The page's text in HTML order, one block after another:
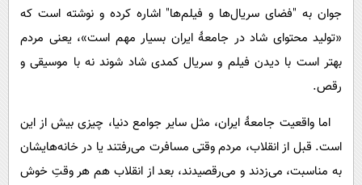
جوان به "فضای سریال‌ها و فیلم‌ها" اشاره کرده و نوشته است که
«تولید محتوای شاد در جامعۀ ایران بسیار مهم است»، یعنی مردم
بهتر است با دیدن فیلم و سریال کمدی شاد شوند نه با موسیقی و
رقص.
اما واقعیت جامعۀ ایران، مثل سایر جوامع دنیا، چیزی بیش از این
است. قبل از انقلاب، مردم وقتی مسافرت می‌رفتند یا در خانه‌هایشان
به مناسبت، می‌زدند و می‌رقصیدند، بعد از انقلاب هم هر وقتِ خوش